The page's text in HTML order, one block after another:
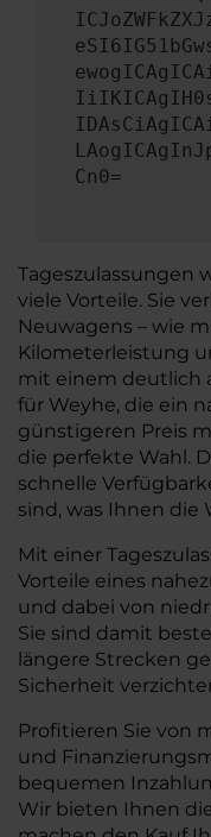
Cn0=
Tageszulassungen
viele Vorteile. Sie
Neuwagens – wie
Kilometerleistung
mit einem deutlich
für Weyhe, die ein
günstigeren Preis
die perfekte Wahl.
schnelle
sind, was Ihnen die
Mit einer
Vorteile eines
und dabei von
Sie sind damit
längere Strecken
Sicherheit
Profitieren Sie von
und
bequemen
Wir bieten Ihnen